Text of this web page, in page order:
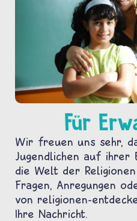
Für
Wir freuen uns sehr,
Jugendlichen auf ihrer
die Welt der
Fragen, Anregungen
von religionen-
Ihre Nachricht.